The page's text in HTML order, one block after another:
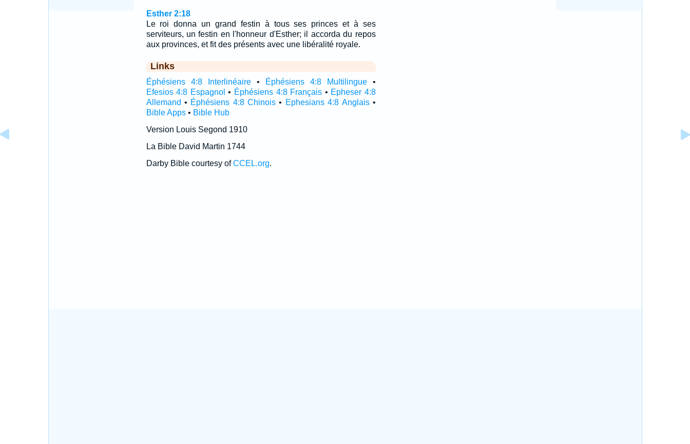
Esther 2:18
Le roi donna un grand festin à tous ses princes et à ses
serviteurs, un festin en l'honneur d'Esther; il accorda du repos
aux provinces, et fit des présents avec une libéralité royale.
Links
Éphésiens 4:8 Interlinéaire• Éphésiens 4:8 Multilingue•
Efesios 4:8 Espagnol • Éphésiens 4:8 Français • Epheser 4:8
Allemand • Éphésiens 4:8 Chinois • Ephesians 4:8 Anglais•
Bible Apps• Bible Hub
Version Louis Segond 1910
La Bible David Martin 1744
Darby Bible courtesy ofCCEL.org.